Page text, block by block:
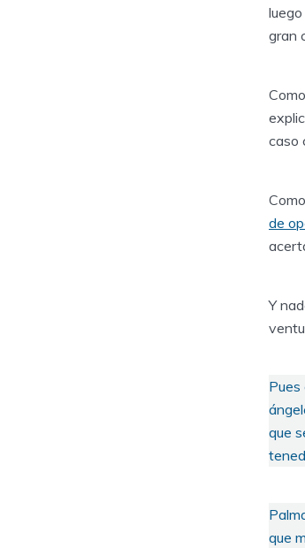
gran
caso
de
Y
Pues
que
que